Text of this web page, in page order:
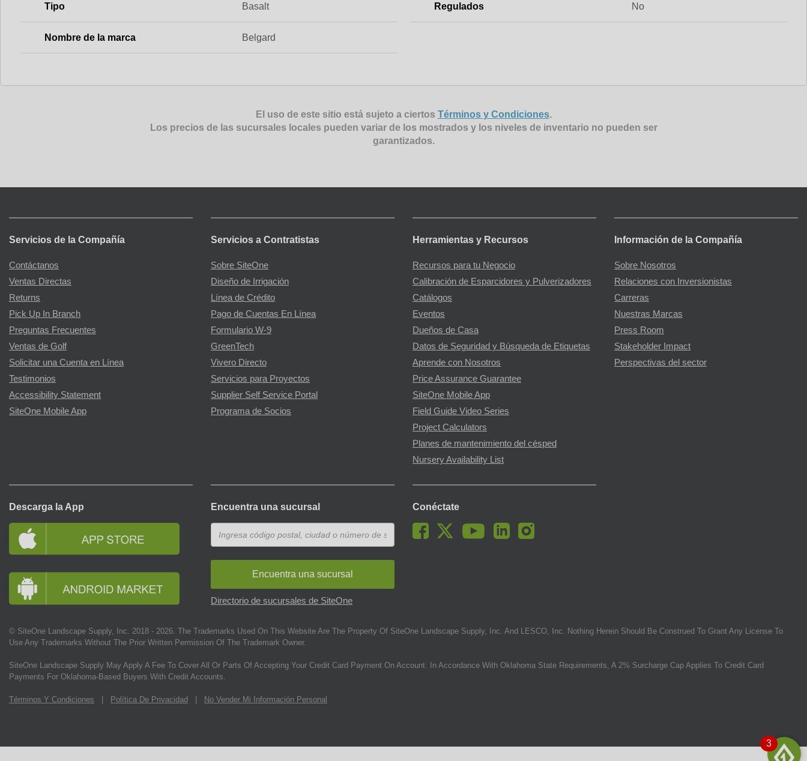
Tipo Basalt Regulados No
Nombre de la marca Belgard
El uso de este sitio está sujeto a ciertos Términos y Condiciones.
Los precios de las sucursales locales pueden variar de los mostrados y los niveles de inventario no pueden ser
garantizados.
Servicios de la Compañía
Contáctanos
Ventas Directas
Returns
Pick Up In Branch
Preguntas Frecuentes
Ventas de Golf
Solicitar una Cuenta en Línea
Testimonios
Accessibility Statement
SiteOne Mobile App
Servicios a Contratistas
Sobre SiteOne
Diseño de Irrigación
Línea de Crédito
Pago de Cuentas En Línea
Formulario W-9
GreenTech
Vivero Directo
Servicios para Proyectos
Supplier Self Service Portal
Programa de Socios
Herramientas y Recursos
Recursos para tu Negocio
Calibración de Esparcidores y Pulverizadores
Catálogos
Eventos
Dueños de Casa
Datos de Seguridad y Búsqueda de Etiquetas
Aprende con Nosotros
Price Assurance Guarantee
SiteOne Mobile App
Field Guide Video Series
Project Calculators
Planes de mantenimiento del césped
Nursery Availability List
Información de la Compañía
Sobre Nosotros
Relaciones con Inversionistas
Carreras
Nuestras Marcas
Press Room
Stakeholder Impact
Perspectivas del sector
Descarga la App Encuentra una sucursal
Encuentra una sucursal
Directorio de sucursales de SiteOne
Conéctate
© SiteOne Landscape Supply, Inc. 2018 - 2026 . The Trademarks Used On This Website Are The Property Of SiteOne Landscape Supply, Inc. And LESCO, Inc. Nothing Herein Should Be Construed To Grant Any License To
Use Any Trademarks Without The Prior Written Permission Of The Trademark Owner.
SiteOne Landscape Supply May Apply A Fee To Cover All Or Parts Of Accepting Your Credit Card Payment On Account. In Accordance With Oklahoma State Requirements, A 2% Surcharge Cap Applies To Credit Card
Payments For Oklahoma-Based Buyers With Credit Accounts.
Términos Y Condiciones | Política De Privacidad | No Vender Mi Información Personal
3